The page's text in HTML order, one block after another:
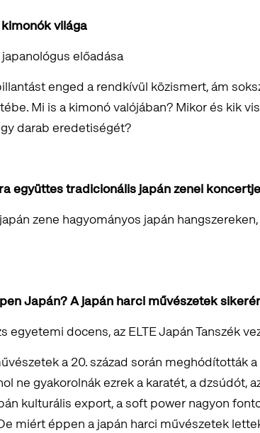
világa
előadása
enged a rendkívül közismert, ám
Mi is a kimonó valójában? Mikor és kik
darab eredetiségét?
együttes tradicionális japán zenei koncertje
zene hagyományos japán
Japán? A japán harci művészetek
egyetemi docens, az ELTE Japán Tanszék
a 20. század során meghódították
ne gyakorolnák ezrek a karatét, a dzsúdót,
kulturális export, a soft power nagyon
miért éppen a japán harci művészetek